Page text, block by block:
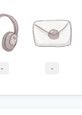
- -